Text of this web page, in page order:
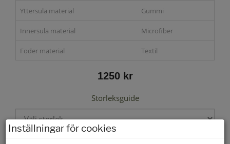
Yttersula material Gummi
Innersula material Microfiber
Foder material Textil
1250 kr
Storleksguide
Inställningar för cookies